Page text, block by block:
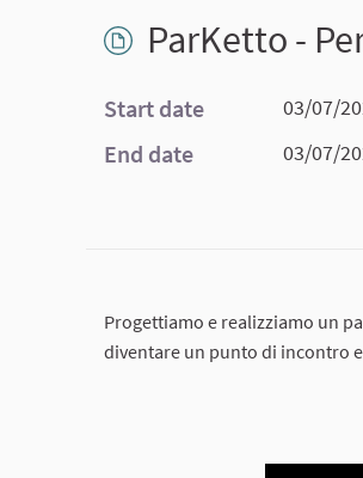
ParKetto -
Start date 03/07/
End date 03/07/
Progettiamo e realizziamo un
diventare un punto di incontro